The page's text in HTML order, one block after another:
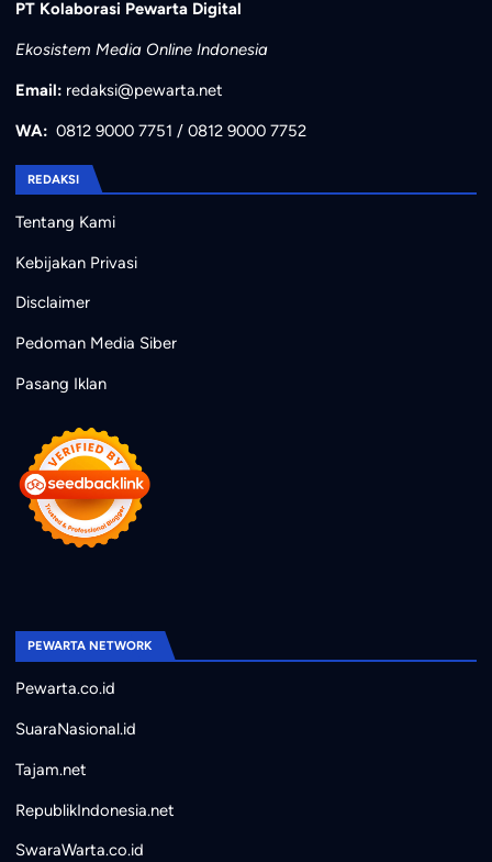
PT Kolaborasi Pewarta Digital
Ekosistem Media Online Indonesia
Email: redaksi@pewarta.net
WA: 0812 9000 7751 / 0812 9000 7752
REDAKSI
Tentang Kami
Kebijakan Privasi
Disclaimer
Pedoman Media Siber
Pasang Iklan
PEWARTA NETWORK
Pewarta.co.id
SuaraNasional.id
Tajam.net
RepublikIndonesia.net
SwaraWarta.co.id